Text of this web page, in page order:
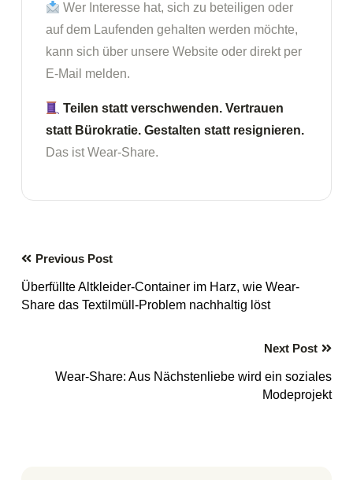
Wer Interesse hat, sich zu beteiligen oder
auf dem Laufenden gehalten werden möchte,
kann sich über unsere Website oder direkt per
E-Mail melden.
Teilen statt verschwenden. Vertrauen
statt Bürokratie. Gestalten statt resignieren.
Das ist Wear-Share.
Previous Post
Überfüllte Altkleider-Container im Harz, wie Wear-
Share das Textilmüll-Problem nachhaltig löst
Next Post
Wear-Share: Aus Nächstenliebe wird ein soziales
Modeprojekt